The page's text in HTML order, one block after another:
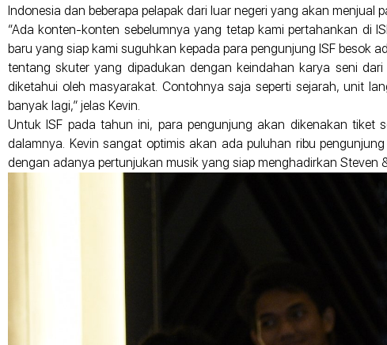
Indonesia dan beberapa pelapak dari luar negeri yang akan
“Ada konten-konten sebelumnya yang tetap kami pertahankan di
baru yang siap kami suguhkan kepada para pengunjung ISF besok
tentang skuter yang dipadukan dengan keindahan karya seni
diketahui oleh masyarakat. Contohnya saja seperti sejarah, unit
banyak lagi,” jelas Kevin.
Untuk ISF pada tahun ini, para pengunjung akan dikenakan
dalamnya. Kevin sangat optimis akan ada puluhan ribu
dengan adanya pertunjukan musik yang siap menghadirkan Steven